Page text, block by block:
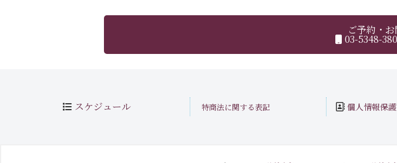
ご予約・
03-5348-
スケジュール 特商法に関する表記 個人情報保